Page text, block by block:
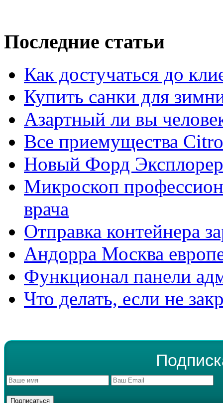
Последние статьи
Как достучаться до
Купить санки для
Азартный ли вы
Все приемущества
Новый Форд
Микроскоп
врача
Отправка контейнера
Андорра Москва
Функционал панели
Что делать, если не